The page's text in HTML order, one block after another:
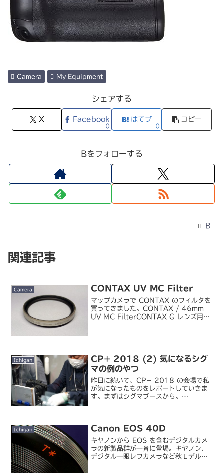
Camera My Equipment
シェアする
X Facebook
0
はてブ
0
コピー
Bをフォローする
B
関連記事
Camera CONTAX UV MC Filter
マップカメラで CONTAX のフィルタを
買ってきました。CONTAX / 46mm
UV MC FilterCONTAX G レンズ用の
Ichigan
CP+ 2018 (2) 気になるシグ
マの例のやつ
昨日に続いて、CP+ 2018 の会場で私
が気になったものをレポートしていきま
す。まずはシグマブースから。
らは 70mm F2...
Ichigan Canon EOS 40D
キヤノンから EOS を含むデジタルカメ
ラの新製品群が一斉に登場。キヤノン、
デジタル一眼レフカメラなど秋モデル発